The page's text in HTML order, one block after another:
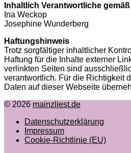
Inhaltlich Verantwortliche
Ina Weckop
Josephine Wunderberg
Haftungshinweis
Trotz sorgfältiger inhaltlicher
Haftung für die Inhalte externer
verlinkten Seiten sind
verantwortlich. Für die Richtigkeit
Daten auf dieser Webseite
© 2026 mainzliest.de
Datenschutzerklärung
Impressum
Cookie-Richtlinie (EU)